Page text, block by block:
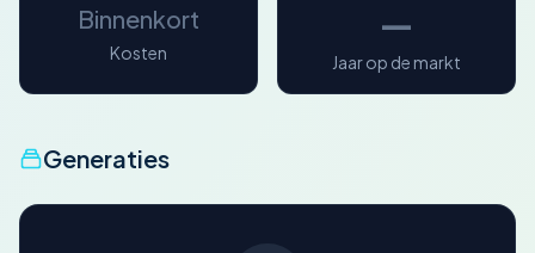
Binnenkort
Kosten
—
Jaar op de markt
Generaties